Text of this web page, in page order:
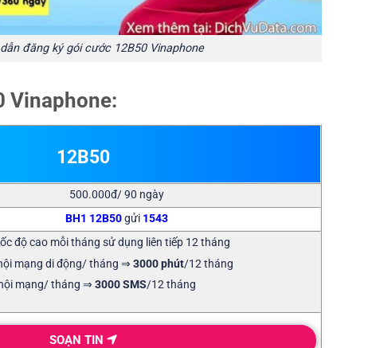
đăng ký gói cước 12B50 Vinaphone
Vinaphone:
12B50
500.000đ/ 90 ngày
BH1 12B50gửi 1543
độ cao mỗi tháng sử dụng liên tiếp 12 tháng
mạng di động/ tháng ⇒ 3000 phút/12 tháng
mạng/ tháng ⇒ 3000 SMS/12 tháng
SOẠN TIN